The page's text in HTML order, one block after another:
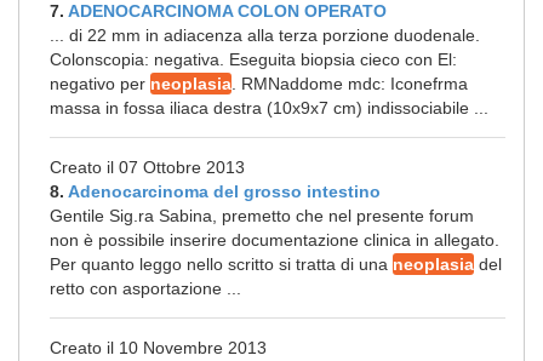
7. ADENOCARCINOMA COLON OPERATO
... di 22 mm in adiacenza alla terza porzione duodenale.
Colonscopia: negativa. Eseguita biopsia cieco con El:
negativo per neoplasia . RMNaddome mdc: Iconefrma
massa in fossa iliaca destra (10x9x7 cm) indissociabile ...
Creato il 07 Ottobre 2013
8. Adenocarcinoma del grosso intestino
Gentile Sig.ra Sabina, premetto che nel presente forum
non è possibile inserire documentazione clinica in allegato.
Per quanto leggo nello scritto si tratta di una neoplasia del
retto con asportazione ...
Creato il 10 Novembre 2013